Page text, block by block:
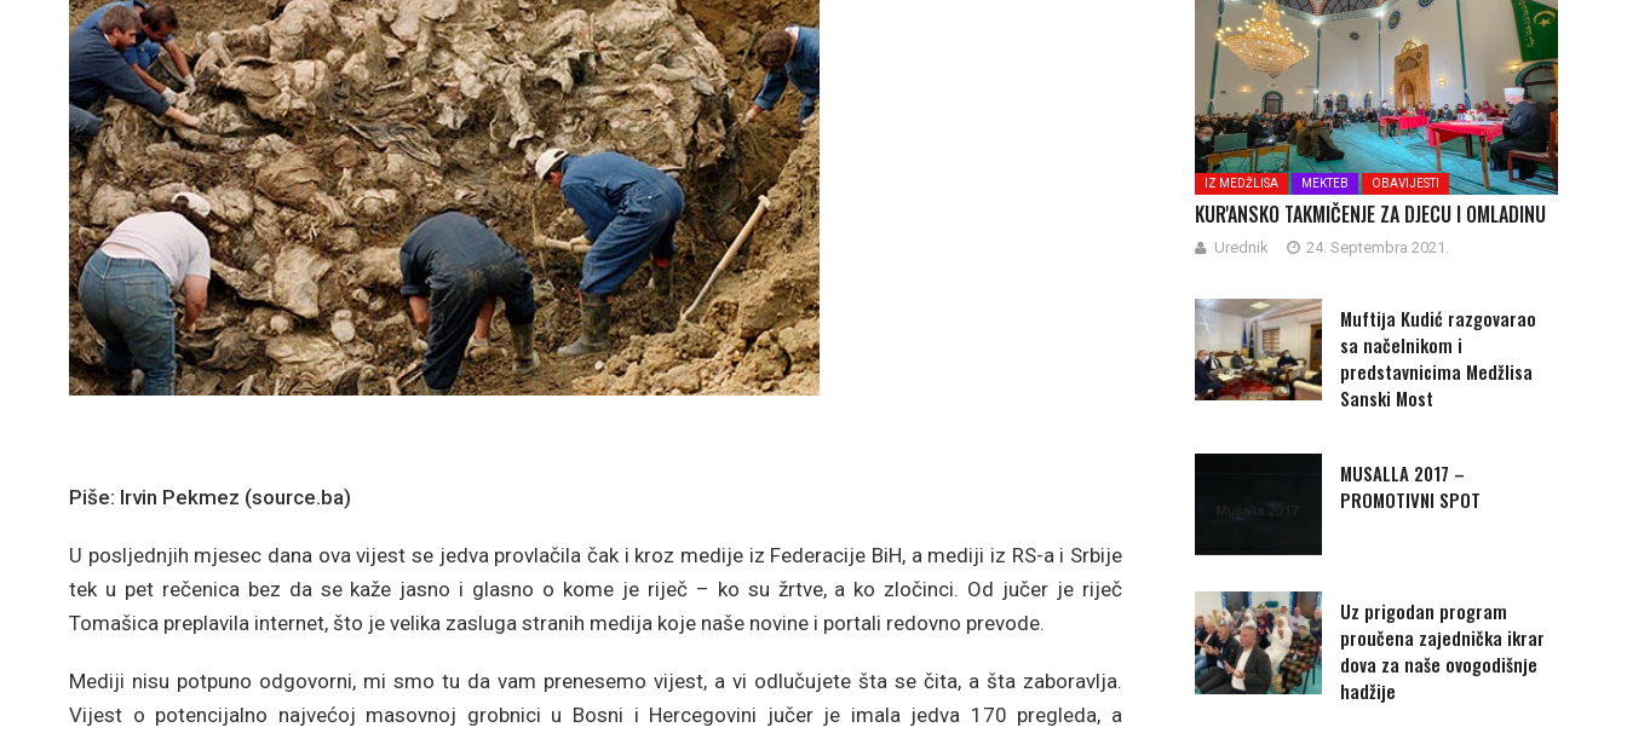
Piše: Irvin Pekmez (source.ba)
U posljednjih mjesec dana ova vijest se jedva provlačila čak i kroz medije iz Federacije BiH, a mediji iz RS-a i Srbije
tek u pet rečenica bez da se kaže jasno i glasno o kome je riječ – ko su žrtve, a ko zločinci. Od jučer je riječ
Tomašica preplavila internet, što je velika zasluga stranih medija koje naše novine i portali redovno prevode.
Mediji nisu potpuno odgovorni, mi smo tu da vam prenesemo vijest, a vi odlučujete šta se čita, a šta zaboravlja.
Vijest o potencijalno najvećoj masovnoj grobnici u Bosni i Hercegovini jučer je imala jedva 170 pregleda, a
IZ MEDŽLISA MEKTEB OBAVIJESTI
KUR'ANSKO TAKMIČENJE ZA DJECU I OMLADINU
Urednik 24. Septembra 2021.
Muftija Kudić razgovarao
sa načelnikom i
predstavnicima Medžlisa
Sanski Most
MUSALLA 2017 –
PROMOTIVNI SPOT
Uz prigodan program
proučena zajednička ikrar
dova za naše ovogodišnje
hadžije